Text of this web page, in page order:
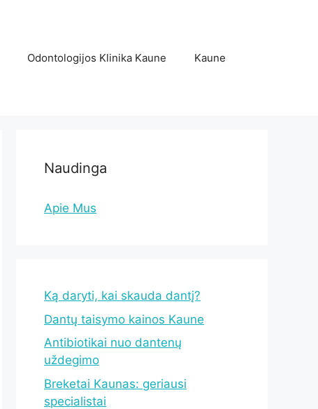
Odontologijos Klinika Kaune Kaune
Naudinga
Apie Mus
Ką daryti, kai skauda dantį?
Dantų taisymo kainos Kaune
Antibiotikai nuo dantenų
uždegimo
Breketai Kaunas: geriausi
specialistai